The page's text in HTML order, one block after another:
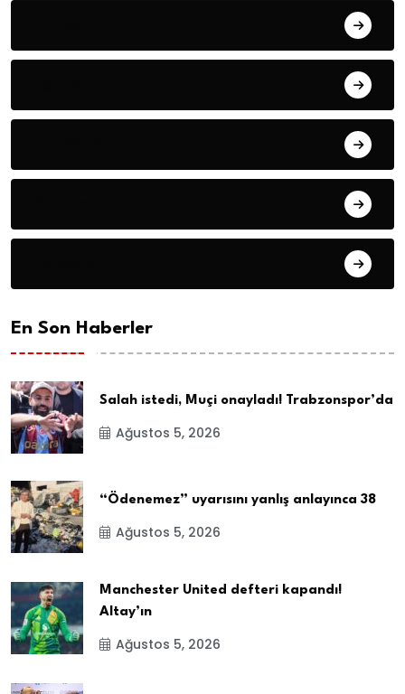
En Son Haberler
Salah istedi, Muçi onayladı! Trabzonspor’da
Ağustos 5, 2026
“Ödenemez” uyarısını yanlış anlayınca 38
Ağustos 5, 2026
Manchester United defteri kapandı!
Altay’ın
Ağustos 5, 2026